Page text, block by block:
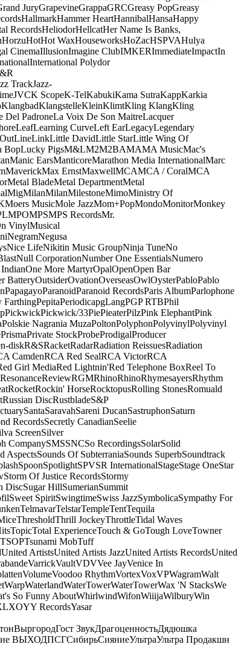
JuryGrapevineGrappaGRCGreasy PopGreasy
HallmarkHammer HeartHannibalHansaHappy
RecordsHeliodorHellcatHer Name Is Banks,
HorzuHotHot WaxHouseworksHoZacHSPVAHulya
CinemaIllusionImagine ClubIMKERImmediateImpactIn
International Polydor
TrackJazz-
JVCK ScopeK-TelKabukiKama SutraKappKarkia
KlangbadKlangstelleKleinKlimtKling KlangKling
Del PadroneLa Voix De Son MaitreLacquer
LeafLearning CurveLeft EarLegacyLegendary
LinkLittle DavidLittle StarLittle Wing Of
BopLucky PigsM&LM2M2BAMAMA MusicMac's
Manic EarsManticoreMarathon Media InternationalMarc
MaverickMax ErnstMaxwellMCAMCA / CoralMCA
Metal BladeMetal DepartmentMetal
MigMilanMilanMilestoneMimoMinistry Of
Moers MusicMole JazzMom+PopMondoMonitorMonkey
MPOMPSMPS RecordsMr.
VinylMusical
NegramNegusa
Nice LifeNikitin Music GroupNinja TuneNo
Null CorporationNumber One EssentialsNumero
One More MartyrOpalOpenOpen Bar
BatteryOutsiderOvationOverseasOwlOysterPabloPablo
PapagayoParanoidParanoid RecordsParis AlbumParlophone
FarthingPepitaPeriodicapgLangPGP RTBPhil
PickwickPickwick/33PiePieaterPilzPink ElephantPink
Polskie Nagrania MuzaPoltonPolyphonPolyvinylPolyvinyl
PrismaPrivate StockProbeProdigalProducer
diskR&SRacketRadarRadiation ReissuesRadiation
CamdenRCA Red SealRCA VictorRCA
Girl MediaRed Lightnin'Red Telephone BoxReel To
ResonanceReviewRGMRhinoRhinoRhymesayersRhythm
RocketRockin' HorseRocktopusRolling StonesRomuald
Russian DiscRustbladeS&P
SantaSaravahSareni DucanSastruphonSaturn
RecordsSecretly CanadianSeelie
ScreenSilver
CompanySMSSNCSo RecordingsSolarSolid
AspectsSounds Of SubterraniaSounds SuperbSoundtrack
SpoonSpotlightSPVSR InternationalStageStage OneStar
Storm Of Justice RecordsStormy
DiscSugar HillSumerianSummit
Sweet SpiritSwingtimeSwiss JazzSymbolicaSympathy For
TelmavarTelstarTempleTentTequila
ThresholdThrill JockeyThrottleTidal Waves
TopicTotal ExperienceTouch & GoTough LoveTowner
TSOPTsunami MobTuff
United ArtistsUnited Artists JazzUnited Artists RecordsUnited
VarrickVaultVDVVee JayVenice In
VolumeVoodoo RhythmVortexVoxVPWagramWalt
WarpWaterlandWaterTowerWaterTowerWax 'N StacksWe
So Funny AboutWhirlwindWifonWiiijaWilburyWin
XOYY RecordsYasar
ВыргородГост ЗвукДрагоценностьДядюшка
ВЫХОДПСГСибирьСияниеУльтраУльтра Продакшн